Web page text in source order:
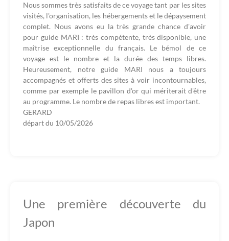
Nous sommes très satisfaits de ce voyage tant par les sites
visités, l'organisation, les hébergements et le dépaysement
complet. Nous avons eu la très grande chance d'avoir
pour guide MARI : très compétente, très disponible, une
maîtrise exceptionnelle du français. Le bémol de ce
voyage est le nombre et la durée des temps libres.
Heureusement, notre guide MARI nous a toujours
accompagnés et offerts des sites à voir incontournables,
comme par exemple le pavillon d'or qui mériterait d'être
au programme. Le nombre de repas libres est important.
GERARD
départ du 10/05/2026
Une première découverte du
Japon